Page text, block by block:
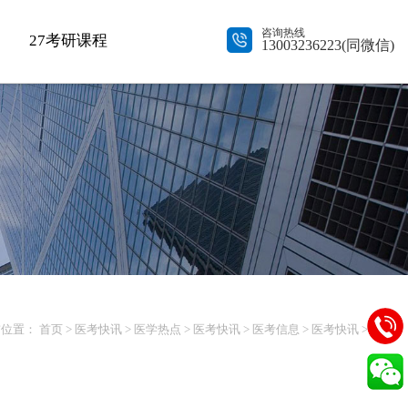
27考研课程 咨询热线
13003236223(同微信)
置： 首页 > 医考快讯 > 医学热点 > 医考快讯 > 医考信息 > 医考快讯 > 正文